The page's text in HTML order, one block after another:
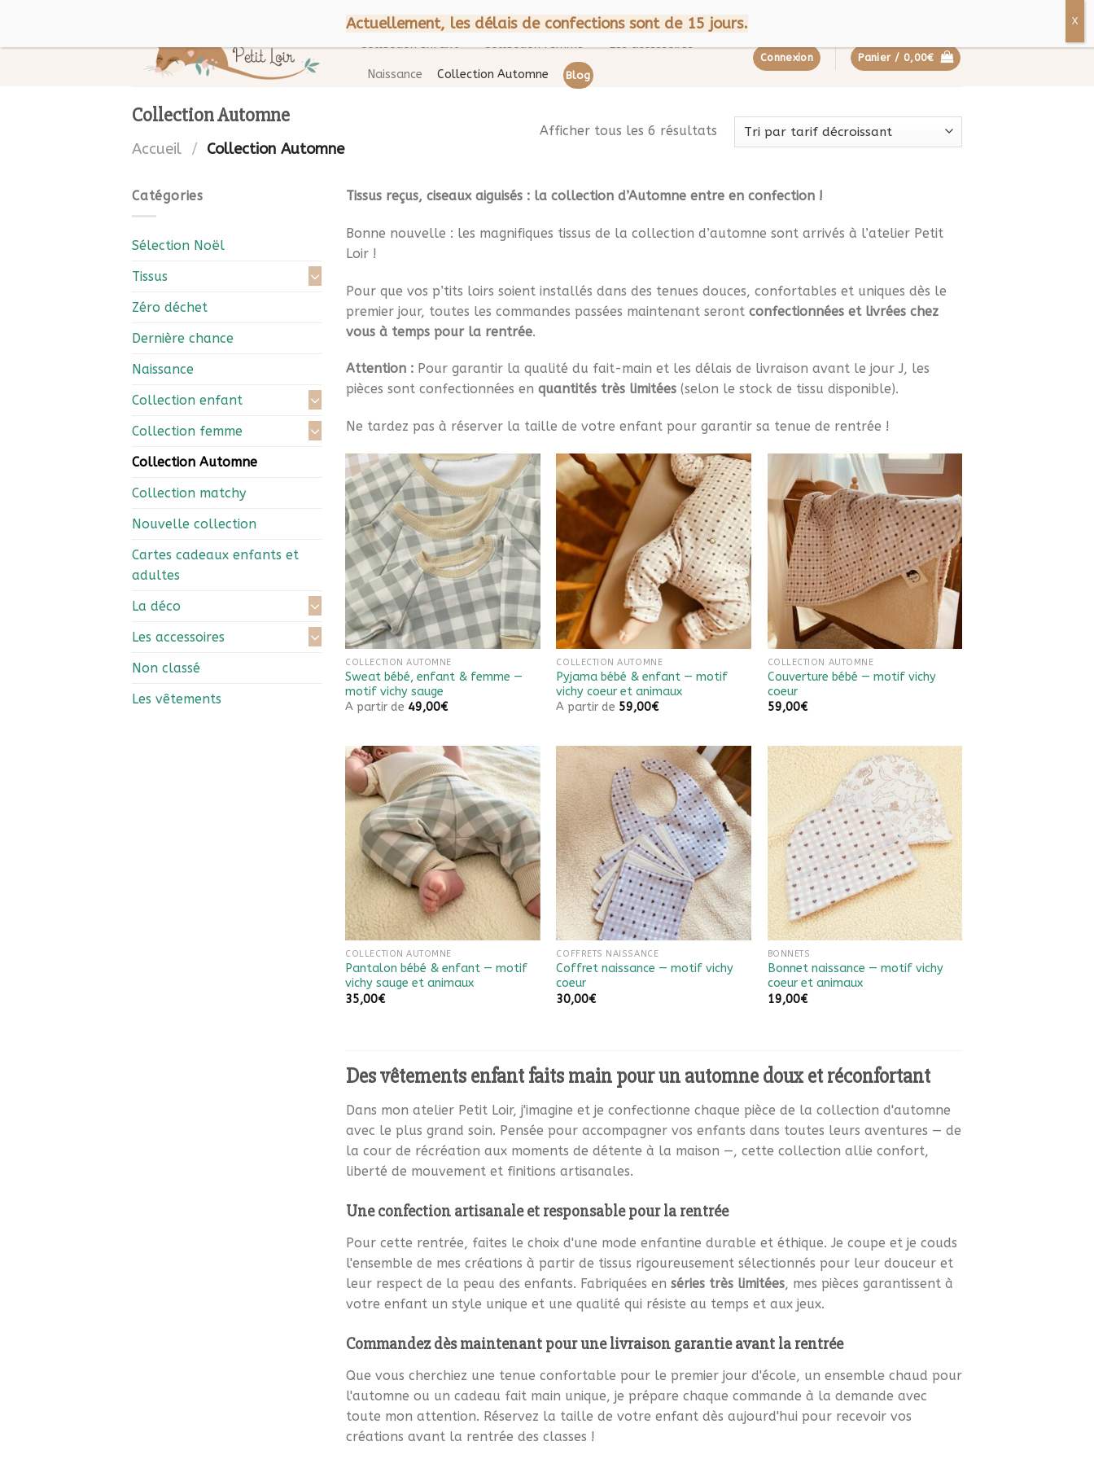
content
CGV Mentions légales A propos
Collection enfant Collection femme Les accessoires
Naissance Collection Automne Blog
Connexion Panier / 0,00€
Collection Automne
Accueil / Collection Automne
Afficher tous les 6 résultats
Catégories
Sélection Noël
Tissus
Zéro déchet
Dernière chance
Naissance
Collection enfant
Collection femme
Collection Automne
Collection matchy
Nouvelle collection
Cartes cadeaux enfants et
adultes
La déco
Les accessoires
Non classé
Les vêtements
Tissus reçus, ciseaux aiguisés : la collection d’Automne entre en confection !
Bonne nouvelle : les magnifiques tissus de la collection d’automne sont arrivés à l’atelier Petit
Loir !
Pour que vos p’tits loirs soient installés dans des tenues douces, confortables et uniques dès le
premier jour, toutes les commandes passées maintenant seront confectionnées et livrées chez
vous à temps pour la rentrée.
Attention :Pour garantir la qualité du fait-main et les délais de livraison avant le jour J, les
pièces sont confectionnées en quantités très limitées(selon le stock de tissu disponible).
Ne tardez pas à réserver la taille de votre enfant pour garantir sa tenue de rentrée !
Ajouter à
la liste
de
souhaits
COLLECTION AUTOMNE
Sweat bébé, enfant & femme —
motif vichy sauge
A partir de 49,00€
Ajouter à
la liste
de
souhaits
COLLECTION AUTOMNE
Pyjama bébé & enfant — motif
vichy coeur et animaux
A partir de 59,00€
Ajouter à
la liste
de
souhaits
COLLECTION AUTOMNE
Couverture bébé — motif vichy
coeur
59,00€
Ajouter à
la liste
de
souhaits
COLLECTION AUTOMNE
Pantalon bébé & enfant — motif
vichy sauge et animaux
35,00€
Ajouter à
la liste
de
souhaits
COFFRETS NAISSANCE
Coffret naissance — motif vichy
coeur
30,00€
Ajouter à
la liste
de
souhaits
BONNETS
Bonnet naissance — motif vichy
coeur et animaux
19,00€
Des vêtements enfant faits main pour un automne doux et réconfortant
Dans mon atelier Petit Loir, j'imagine et je confectionne chaque pièce de la collection d'automne
avec le plus grand soin. Pensée pour accompagner vos enfants dans toutes leurs aventures — de
la cour de récréation aux moments de détente à la maison —, cette collection allie confort,
liberté de mouvement et finitions artisanales.
Une confection artisanale et responsable pour la rentrée
Pour cette rentrée, faites le choix d'une mode enfantine durable et éthique. Je coupe et je couds
l'ensemble de mes créations à partir de tissus rigoureusement sélectionnés pour leur douceur et
leur respect de la peau des enfants. Fabriquées en séries très limitées, mes pièces garantissent à
votre enfant un style unique et une qualité qui résiste au temps et aux jeux.
Commandez dès maintenant pour une livraison garantie avant la rentrée
Que vous cherchiez une tenue confortable pour le premier jour d'école, un ensemble chaud pour
l'automne ou un cadeau fait main unique, je prépare chaque commande à la demande avec
toute mon attention. Réservez la taille de votre enfant dès aujourd'hui pour recevoir vos
créations avant la rentrée des classes !
Actuellement, les délais de confections sont de 15 jours.